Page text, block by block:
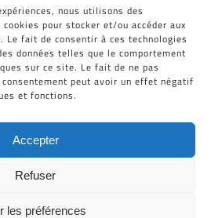
nous utilisons des
pour stocker et/ou accéder aux
fait de consentir à ces technologies
données telles que le comportement
sur ce site. Le fait de ne pas
peut avoir un effet négatif
et fonctions.
Accepter
Refuser
les préférences
article, Choisissez votre
Plateforme!
LinkedInWhatsApp
TumblrPinterest
Vk Email
© Cid-Plastiques 2020 - 2026 |